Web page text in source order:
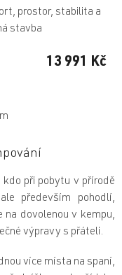
13 991 Kč
prostor, stabilita a
stavba
kdo při pobytu v přírodě
především pohodlí,
dovolenou v kempu,
výpravy s přáteli.
více místa na spaní,